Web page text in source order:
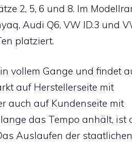
2, 5, 6 und 8. Im
Audi Q6, VW ID.3 und
platziert.
vollem Gange und findet
auf Herstellerseite mit
auch auf Kundenseite mit
das Tempo anhält, ist
Auslaufen der